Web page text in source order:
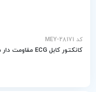
کد MEY-28171
کانکتور کابل ECG مقاومت دار مدل SHILLER-EDAN-MINDREY